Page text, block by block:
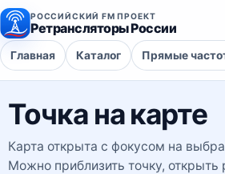
РОССИЙСКИЙ FM ПРОЕКТ
Ретрансляторы России
Главная Каталог Прямые
Точка на карте
Карта открыта с фокусом на
Можно приблизить точку, открыть